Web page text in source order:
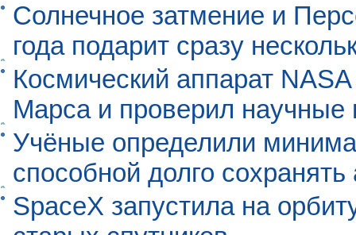
Солнечное затмение и
года подарит сразу
Космический аппарат
Марса и проверил научные
Учёные определили
способной долго
SpaceX запустила на